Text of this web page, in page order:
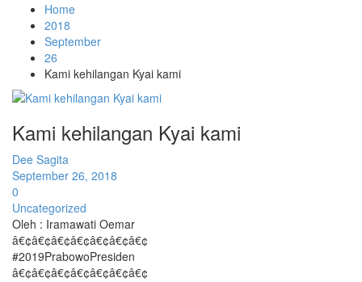
Home
2018
September
26
Kami kehilangan Kyai kami
Kami kehilangan Kyai kami
Dee Sagita
September 26, 2018
0
Uncategorized
Oleh : Iramawati Oemar
â€¢â€¢â€¢â€¢â€¢â€¢â€¢
#2019PrabowoPresiden
â€¢â€¢â€¢â€¢â€¢â€¢â€¢